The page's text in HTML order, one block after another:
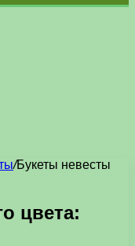
/Букеты невесты
цвета: